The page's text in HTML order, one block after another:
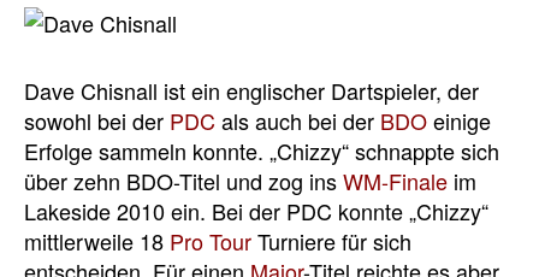
Dave Chisnall ist ein englischer Dartspieler, der
sowohl bei der PDC als auch bei der BDOeinige
Erfolge sammeln konnte. „Chizzy“ schnappte sich
über zehn BDO-Titel und zog insWM-Finale im
Lakeside 2010 ein. Bei der PDC konnte „Chizzy“
mittlerweile 18 Pro TourTurniere für sich